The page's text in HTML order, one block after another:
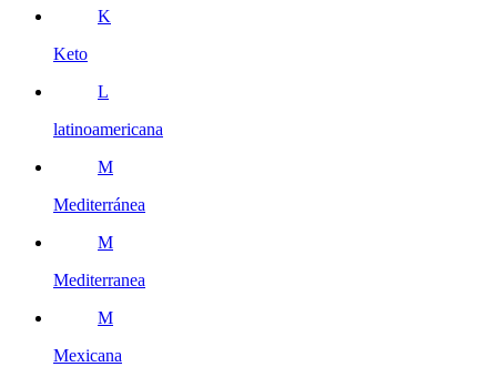
K
Keto
L
latinoamericana
M
Mediterránea
M
Mediterranea
M
Mexicana